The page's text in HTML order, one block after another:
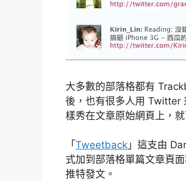
大多數的部落格都有
後，也有很多人用 Twitter
樣秀在文章原始網頁上，
「 Tweetback 」這支由
式加到部落格單篇文章頁
推特發文。